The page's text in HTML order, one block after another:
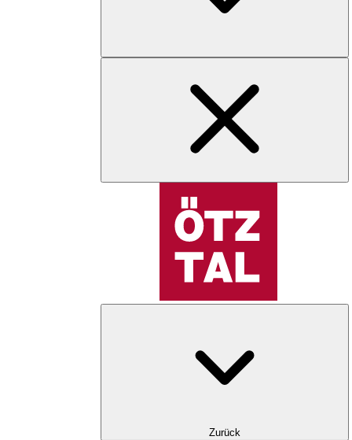
Zurück